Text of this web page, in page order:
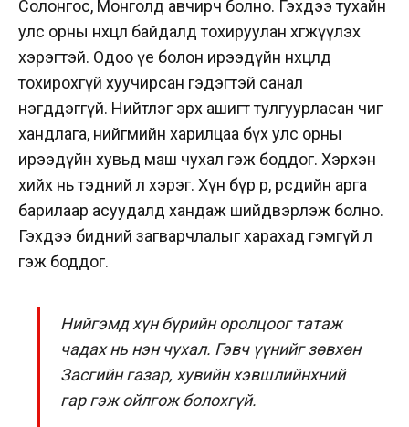
Солонгос, Монголд авчирч болно. Гэхдээ тухайн
улс орны нөхцөл байдалд тохируулан хөгжүүлэх
хэрэгтэй. Одоо үе болон ирээдүйн нөхцөлд
тохирохгүй хуучирсан гэдэгтэй санал
нэгддэггүй. Нийтлэг эрх ашигт тулгуурласан чиг
хандлага, нийгмийн харилцаа бүх улс орны
ирээдүйн хувьд маш чухал гэж боддог. Хэрхэн
хийх нь тэдний л хэрэг. Хүн бүр өөр, өөрсдийн арга
барилаар асуудалд хандаж шийдвэрлэж болно.
Гэхдээ бидний загварчлалыг харахад гэмгүй л
гэж боддог.
Нийгэмд хүн бүрийн оролцоог татаж
чадах нь нэн чухал. Гэвч үүнийг зөвхөн
Засгийн газар, хувийн хэвшлийнхний
гар гэж ойлгож болохгүй.